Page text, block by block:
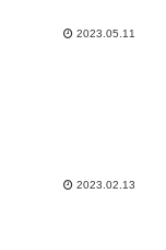
2023.05.11
2023.02.13